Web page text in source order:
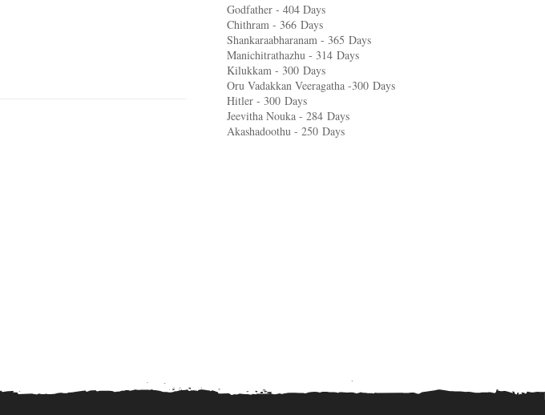
Godfather - 404 Days
Chithram - 366 Days
Shankaraabharanam - 365 Days
Manichitrathazhu - 314 Days
Kilukkam - 300 Days
Oru Vadakkan Veeragatha -300 Days
Hitler - 300 Days
Jeevitha Nouka - 284 Days
Akashadoothu - 250 Days